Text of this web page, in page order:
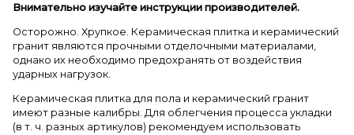
Внимательно изучайте инструкции производителей.
Осторожно. Хрупкое. Керамическая плитка и керамический
гранит являются прочными отделочными материалами,
однако их необходимо предохранять от воздействия
ударных нагрузок.
Керамическая плитка для пола и керамический гранит
имеют разные калибры. Для облегчения процесса укладки
(в т. ч. разных артикулов) рекомендуем использовать